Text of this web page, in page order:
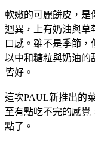
軟嫩的可麗餅皮，是
迴異，上有奶油與草
口感。雖不是季節
以中和糖粒與奶油的
皆好。
這次PAUL新推出的
至有點吃不完的感覺
點了。